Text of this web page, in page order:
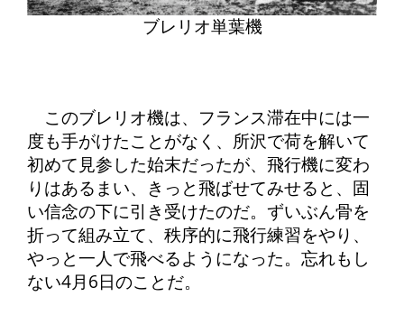
ブレリオ単葉機
このブレリオ機は、フランス滞在中には一
度も手がけたことがなく、所沢で荷を解いて
初めて見参した始末だったが、飛行機に変わ
りはあるまい、きっと飛ばせてみせると、固
い信念の下に引き受けたのだ。ずいぶん骨を
折って組み立て、秩序的に飛行練習をやり、
やっと一人で飛べるようになった。忘れもし
ない4月6日のことだ。